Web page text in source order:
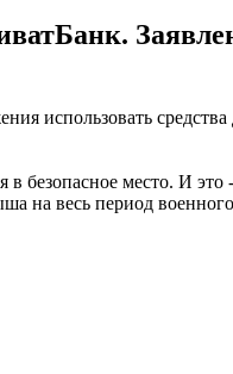
использовать
в безопасное место. И
на весь период